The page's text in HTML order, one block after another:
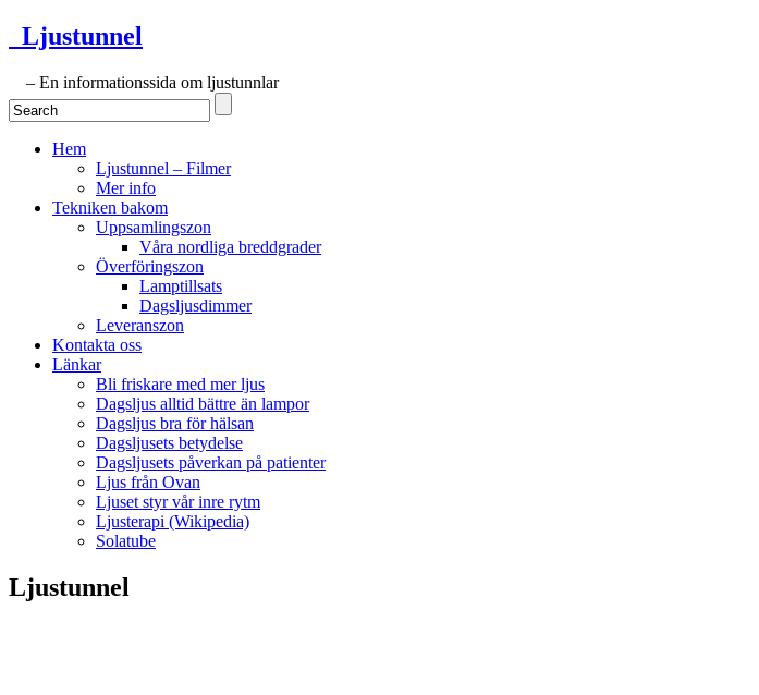
Ljustunnel
– En informationssida om ljustunnlar
Hem
Ljustunnel – Filmer
Mer info
Tekniken bakom
Uppsamlingszon
Våra nordliga breddgrader
Överföringszon
Lamptillsats
Dagsljusdimmer
Leveranszon
Kontakta oss
Länkar
Bli friskare med mer ljus
Dagsljus alltid bättre än lampor
Dagsljus bra för hälsan
Dagsljusets betydelse
Dagsljusets påverkan på patienter
Ljus från Ovan
Ljuset styr vår inre rytm
Ljusterapi (Wikipedia)
Solatube
Ljustunnel